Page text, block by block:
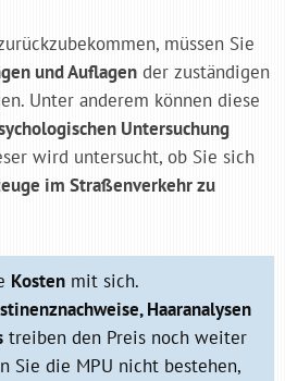
müssen Sie
und Auflagen der zuständigen
Unter anderem können diese
Untersuchung
wird untersucht, ob Sie sich
im Straßenverkehr zu
Kosten mit sich.
Haaranalysen
treiben den Preis noch weiter
Sie die MPU nicht bestehen,